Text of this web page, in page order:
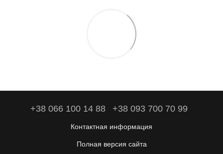
+38 066 100 14 88 +38 093 700 70 99
Контактная информация
Полная версия сайта